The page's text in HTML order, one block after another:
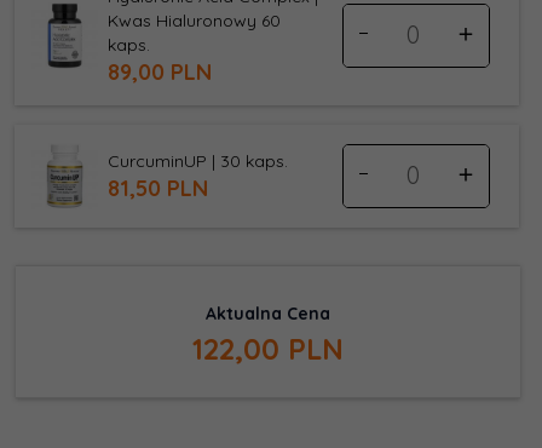
Kwas Hialuronowy 60
kaps.
89,00 PLN
dla
produktu
CurcuminUP | 30 kaps.
81,50 PLN
dla
produktu
122,00 PLN